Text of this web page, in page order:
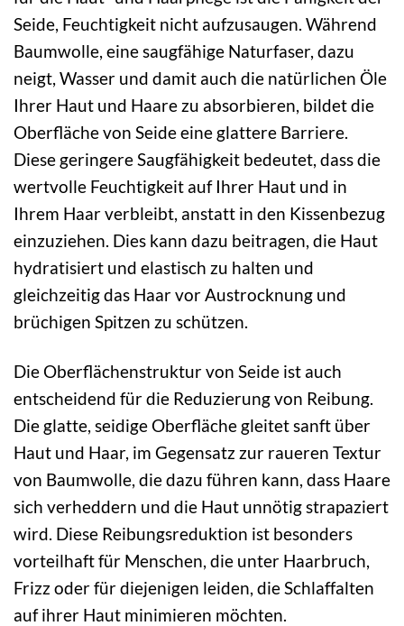
Seide, Feuchtigkeit nicht aufzusaugen. Während
Baumwolle, eine saugfähige Naturfaser, dazu
neigt, Wasser und damit auch die natürlichen Öle
Ihrer Haut und Haare zu absorbieren, bildet die
Oberfläche von Seide eine glattere Barriere.
Diese geringere Saugfähigkeit bedeutet, dass die
wertvolle Feuchtigkeit auf Ihrer Haut und in
Ihrem Haar verbleibt, anstatt in den Kissenbezug
einzuziehen. Dies kann dazu beitragen, die Haut
hydratisiert und elastisch zu halten und
gleichzeitig das Haar vor Austrocknung und
brüchigen Spitzen zu schützen.
Die Oberflächenstruktur von Seide ist auch
entscheidend für die Reduzierung von Reibung.
Die glatte, seidige Oberfläche gleitet sanft über
Haut und Haar, im Gegensatz zur raueren Textur
von Baumwolle, die dazu führen kann, dass Haare
sich verheddern und die Haut unnötig strapaziert
wird. Diese Reibungsreduktion ist besonders
vorteilhaft für Menschen, die unter Haarbruch,
Frizz oder für diejenigen leiden, die Schlaffalten
auf ihrer Haut minimieren möchten.